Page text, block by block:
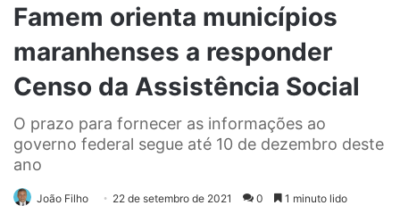
Famem orienta municípios
maranhenses a responder
Censo da Assistência Social
O prazo para fornecer as informações ao
governo federal segue até 10 de dezembro deste
ano
João Filho 22 de setembro de 2021 0 1 minuto lido